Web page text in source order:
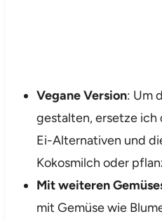
Vegane Version: Um
gestalten, ersetze ich
Ei-Alternativen und
Kokosmilch oder
Mit weiteren
mit Gemüse wie